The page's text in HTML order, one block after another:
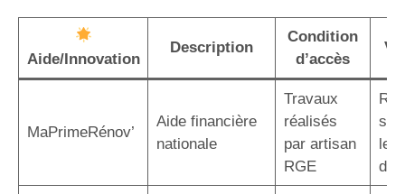
Aide/Innovation
Description
Condition
d’accès
MaPrimeRénov’
Aide financière
nationale
Travaux
réalisés
par artisan
RGE
le